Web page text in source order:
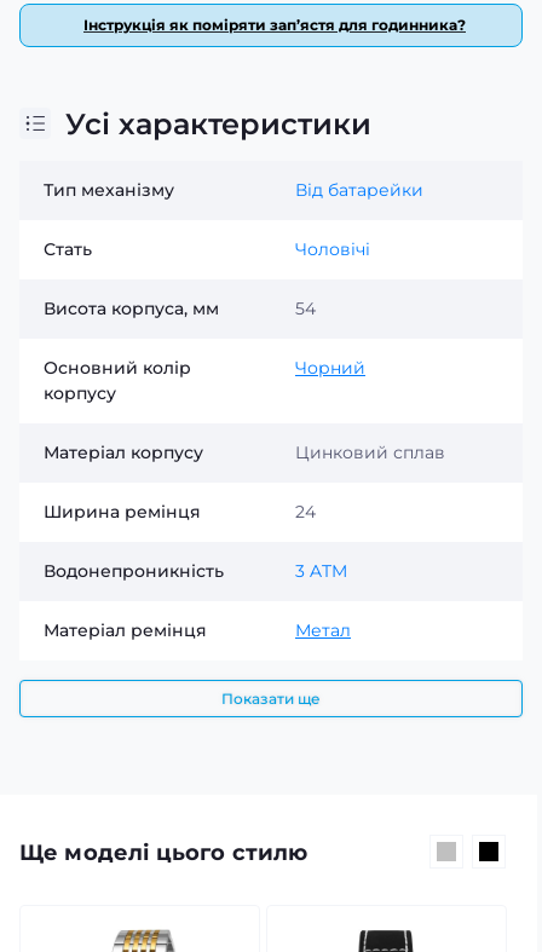
Інструкція як поміряти зап’ястя для годинника?
Усі характеристики
Тип механізму Від батарейки
Стать Чоловічі
Висота корпуса, мм 54
Основний колір
корпусу
Чорний
Матеріал корпусу Цинковий сплав
Ширина ремінця 24
Водонепроникність 3 ATM
Матеріал ремінця Метал
Показати ще
Ще моделі цього стилю